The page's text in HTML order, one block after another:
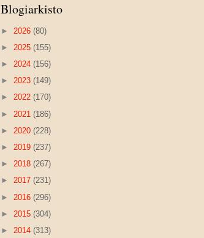
Blogiarkisto
► 2026 (80)
► 2025 (155)
► 2024 (156)
► 2023 (149)
► 2022 (170)
► 2021 (186)
► 2020 (228)
► 2019 (237)
► 2018 (267)
► 2017 (231)
► 2016 (296)
► 2015 (304)
► 2014 (313)